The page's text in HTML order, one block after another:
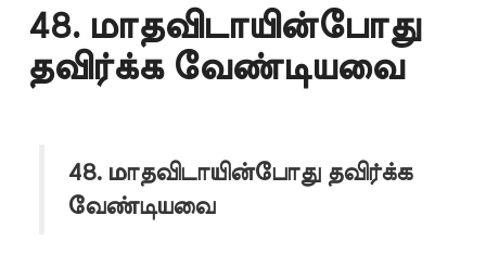
48. மாதவிடாயின்போது
தவிர்க்க வேண்டியவை
48. மாதவிடாயின்போது தவிர்க்க
வேண்டியவை